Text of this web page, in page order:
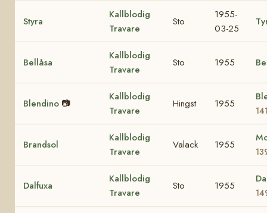
Styra
Kallblodig
Travare
Sto
1955-
03-25
Bellåsa
Kallblodig
Travare
Sto 1955
Blendino 📷
Kallblodig
Travare
Hingst 1955
Brandsol
Kallblodig
Travare
Valack 1955
Dalfuxa
Kallblodig
Travare
Sto 1955